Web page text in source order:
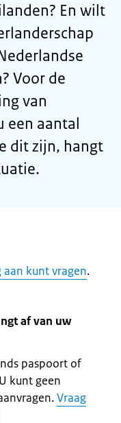
En wilt
Voor de
van
een aantal
dit zijn, hangt
kunt vragen.
af van uw
paspoort of
kunt geen
Vraag